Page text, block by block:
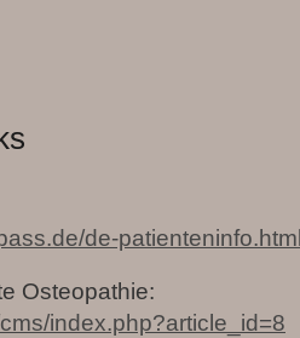
de-
Osteopathie:
index.php?article_id=8